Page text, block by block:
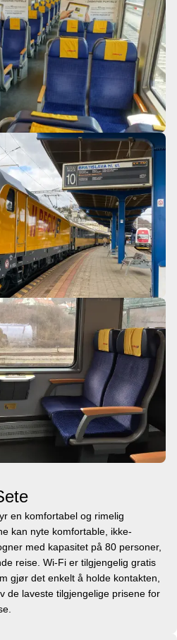
en komfortabel og rimelig
kan nyte komfortable, ikke-
med kapasitet på 80 personer,
reise. Wi-Fi er tilgjengelig gratis
gjør det enkelt å holde kontakten,
de laveste tilgjengelige prisene for